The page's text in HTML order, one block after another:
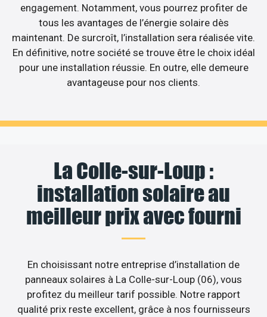
engagement. Notamment, vous pourrez profiter de
tous les avantages de l’énergie solaire dès
maintenant. De surcroît, l’installation sera réalisée vite.
En définitive, notre société se trouve être le choix idéal
pour une installation réussie. En outre, elle demeure
avantageuse pour nos clients.
La Colle-sur-Loup :
installation solaire au
meilleur prix avec fourni
En choisissant notre entreprise d’installation de
panneaux solaires à La Colle-sur-Loup (06), vous
profitez du meilleur tarif possible. Notre rapport
qualité prix reste excellent, grâce à nos fournisseurs